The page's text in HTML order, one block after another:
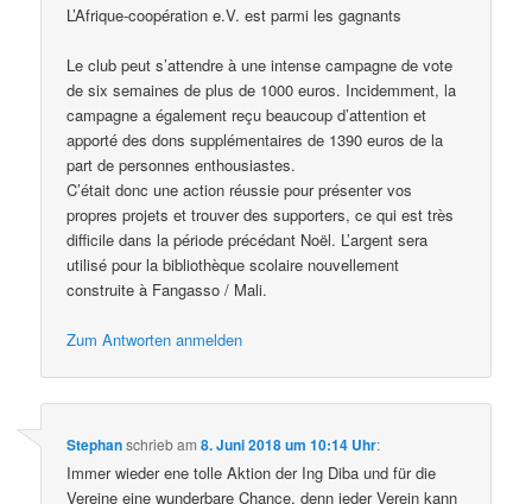
L’Afrique-coopération e.V. est parmi les gagnants
Le club peut s’attendre à une intense campagne de vote
de six semaines de plus de 1000 euros. Incidemment, la
campagne a également reçu beaucoup d’attention et
apporté des dons supplémentaires de 1390 euros de la
part de personnes enthousiastes.
C’était donc une action réussie pour présenter vos
propres projets et trouver des supporters, ce qui est très
difficile dans la période précédant Noël. L’argent sera
utilisé pour la bibliothèque scolaire nouvellement
construite à Fangasso / Mali.
Zum Antworten anmelden
Stephanschriebam8. Juni 2018 um 10:14 Uhr:
Immer wieder ene tolle Aktion der Ing Diba und für die
Vereine eine wunderbare Chance, denn jeder Verein kann